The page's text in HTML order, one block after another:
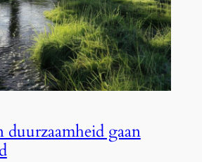
gaan